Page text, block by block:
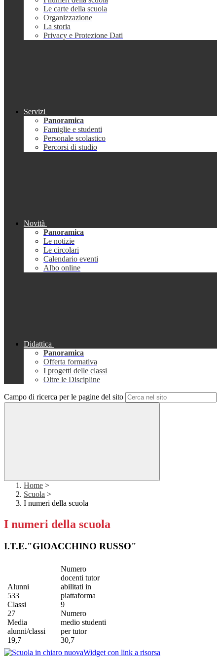
Le carte della scuola
Organizzazione
La storia
Privacy e Protezione Dati
Servizi
Panoramica
Famiglie e studenti
Personale scolastico
Percorsi di studio
Novità
Panoramica
Le notizie
Le circolari
Calendario eventi
Albo online
Didattica
Panoramica
Offerta formativa
I progetti delle classi
Oltre le Discipline
Campo di ricerca per le pagine del sito
Home >
Scuola >
I numeri della scuola
I numeri della scuola
I.T.E."GIOACCHINO RUSSO"
Alunni
533
Classi
27
Media
alunni/classi
19,7
Numero
docenti tutor
abilitati in
piattaforma
9
Numero
medio studenti
per tutor
30,7
Widget con link a risorsa